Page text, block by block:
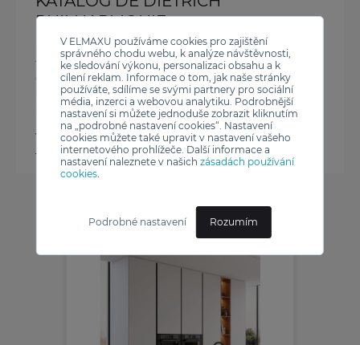
V ELMAXU používáme cookies pro zajištění
správného chodu webu, k analýze návštěvnosti,
ke sledování výkonu, personalizaci obsahu a k
cílení reklam. Informace o tom, jak naše stránky
používáte, sdílíme se svými partnery pro sociální
média, inzerci a webovou analytiku. Podrobnější
nastavení si můžete jednoduše zobrazit kliknutím
na „podrobné nastavení cookies“. Nastavení
cookies můžete také upravit v nastavení vašeho
internetového prohlížeče. Další informace a
nastavení naleznete v našich zásadách používání
cookies.
Podrobné nastavení Rozumím
PHILHARMONIE
Nová řada Philharmonie umožňuje milovníkům
francouzského umění žít rozvinout své kulinářské
dovednosti a naplno předvést svou virtuozitu. Tato
kolekce představuje dokonalou harmonii
revolučních inovací a nezapomenutelného designu.
Více informací